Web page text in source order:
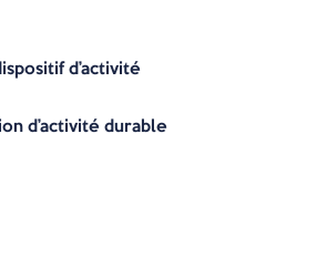
d’activité
d’activité durable